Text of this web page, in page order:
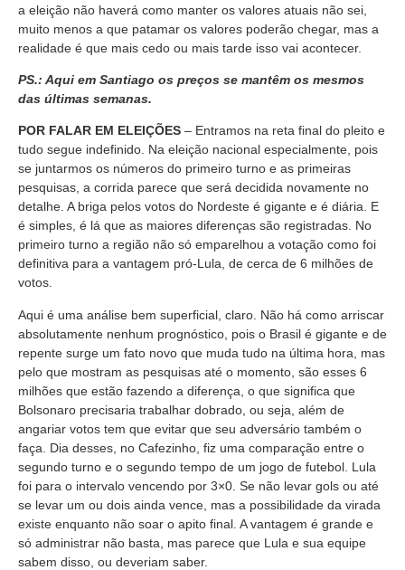
a eleição não haverá como manter os valores atuais não sei,
muito menos a que patamar os valores poderão chegar, mas a
realidade é que mais cedo ou mais tarde isso vai acontecer.
PS.: Aqui em Santiago os preços se mantêm os mesmos
das últimas semanas.
POR FALAR EM ELEIÇÕES – Entramos na reta final do pleito e
tudo segue indefinido. Na eleição nacional especialmente, pois
se juntarmos os números do primeiro turno e as primeiras
pesquisas, a corrida parece que será decidida novamente no
detalhe. A briga pelos votos do Nordeste é gigante e é diária. E
é simples, é lá que as maiores diferenças são registradas. No
primeiro turno a região não só emparelhou a votação como foi
definitiva para a vantagem pró-Lula, de cerca de 6 milhões de
votos.
Aqui é uma análise bem superficial, claro. Não há como arriscar
absolutamente nenhum prognóstico, pois o Brasil é gigante e de
repente surge um fato novo que muda tudo na última hora, mas
pelo que mostram as pesquisas até o momento, são esses 6
milhões que estão fazendo a diferença, o que significa que
Bolsonaro precisaria trabalhar dobrado, ou seja, além de
angariar votos tem que evitar que seu adversário também o
faça. Dia desses, no Cafezinho, fiz uma comparação entre o
segundo turno e o segundo tempo de um jogo de futebol. Lula
foi para o intervalo vencendo por 3×0. Se não levar gols ou até
se levar um ou dois ainda vence, mas a possibilidade da virada
existe enquanto não soar o apito final. A vantagem é grande e
só administrar não basta, mas parece que Lula e sua equipe
sabem disso, ou deveriam saber.